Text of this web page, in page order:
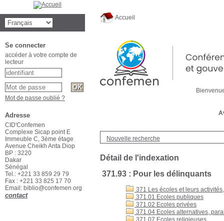
Accueil
Nouvelle recherche
Détail de l'indexation
371.93 : Pour les délinquants
371 Les écoles et leurs
371.01 Ecoles publiques
371.02 Ecoles privées
371.04 Ecoles alternatives,
371.07 Ecoles religieuses
Se connecter
accéder à votre compte de
lecteur
Mot de passe oublié ?
Adresse
CID'Confemen
Complexe Sicap point E
Immeuble C, 3ème étage
Avenue Cheikh Anta Diop
BP : 3220
Dakar
Sénégal
Tel.: +221 33 859 29 79
Fax : +221 33 825 17 70
Email: biblio@confemen.org
contact